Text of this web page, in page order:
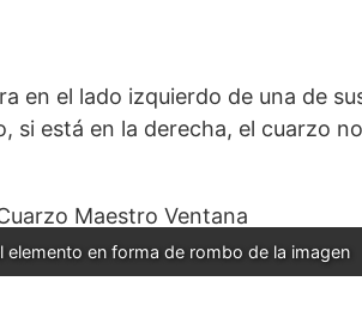
en el lado izquierdo de una de
si está en la derecha, el cuarzo
elemento en forma de rombo de la imagen